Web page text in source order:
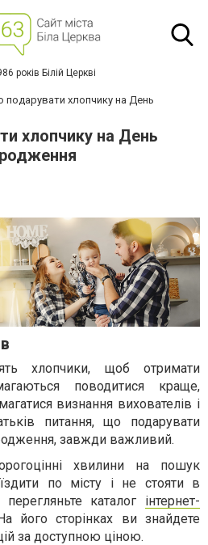
років Білій Церкві
хлопчику на День
хлопчику на День
хлопчики, щоб отримати
поводитися краще,
визнання вихователів і
питання, що подарувати
завжди важливий.
хвилини на пошук
по місту і не стояти в
каталог інтернет-
його сторінках ви знайдете
за доступною ціною.